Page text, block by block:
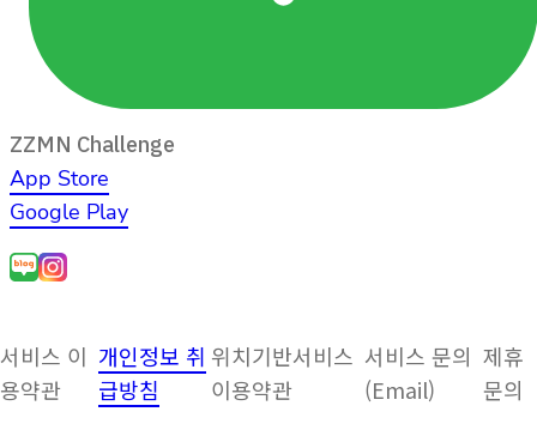
ZZMN Challenge
App Store
Google Play
서비스 이
용약관
개인정보 취
급방침
위치기반서비스
이용약관
서비스 문의
(Email)
제휴
문의